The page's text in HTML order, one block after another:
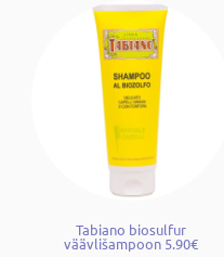
Tabiano biosulfur
väävlišampoon 5.90€